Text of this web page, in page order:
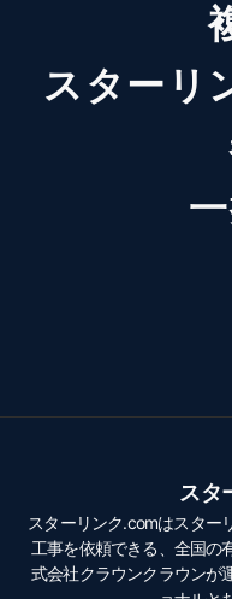
スターリ
スタ
スターリンク.comはスター
工事を依頼できる、全国の
式会社クラウンクラウンが